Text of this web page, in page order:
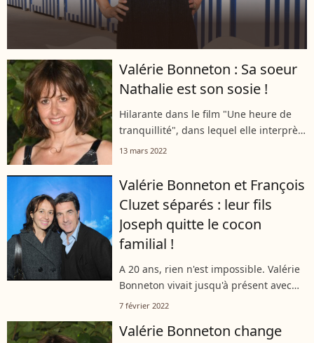
Valérie Bonneton : Sa soeur
Nathalie est son sosie !
Hilarante dans le film "Une heure de
tranquillité", dans lequel elle interprète
le rôle d'Elsa, Valérie Bonneton avait
l'émission "Vivement Dimanche"...
13 mars 2022
Valérie Bonneton et François
Cluzet séparés : leur fils
Joseph quitte le cocon
familial !
A 20 ans, rien n'est impossible. Valérie
Bonneton vivait jusqu'à présent avec
ses deux enfants, Joseph et Marguerite,
Mais son logis semble désormais...
7 février 2022
Valérie Bonneton change